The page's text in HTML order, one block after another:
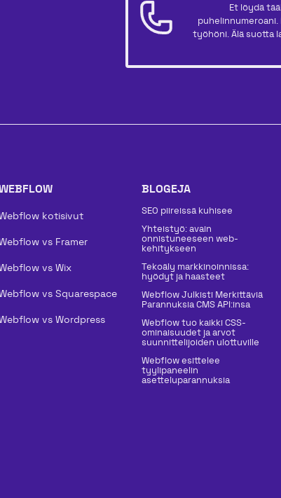
Et löydä
työhöni. Älä suotta
kotisivut
vs Framer
vs Wix
vs Squarespace
vs Wordpress
BLOGEJA
SEO piireissä kuhisee
Yhteistyö: avain
onnistuneeseen web-
kehitykseen
Tekoäly markkinoinnissa:
hyödyt ja haasteet
Webflow Julkisti Merkittäviä
Parannuksia CMS API:insa
Webflow tuo kaikki CSS-
ominaisuudet ja arvot
suunnittelijoiden ulottuville
Webflow esittelee
tyylipaneelin
asetteluparannuksia